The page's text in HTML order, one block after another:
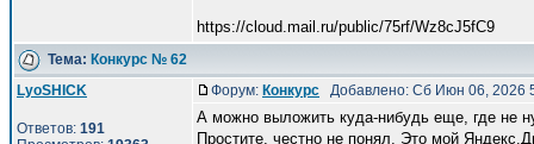
https://cloud.mail.ru/public/75rf/Wz8cJ5fC9
Тема: Конкурс № 62
LyoSHICK
Ответов: 191
Форум: Конкурс Добавлено: Сб Июн 06, 2026
А можно выложить куда-нибудь еще, где не
Простите, честно не понял. Это мой